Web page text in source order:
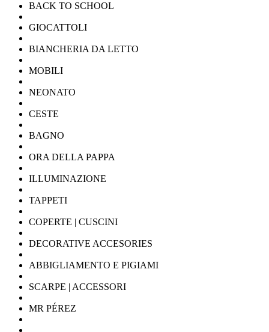
BACK TO SCHOOL
GIOCATTOLI
BIANCHERIA DA LETTO
MOBILI
NEONATO
CESTE
BAGNO
ORA DELLA PAPPA
ILLUMINAZIONE
TAPPETI
COPERTE | CUSCINI
DECORATIVE ACCESORIES
ABBIGLIAMENTO E PIGIAMI
SCARPE | ACCESSORI
MR PÉREZ